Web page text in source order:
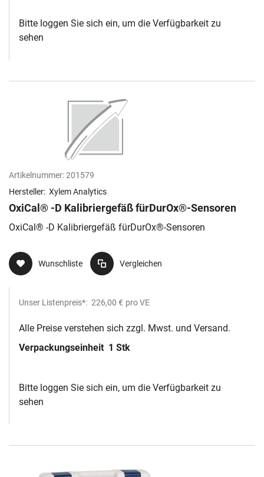
Bitte loggen Sie sich ein, um die Verfügbarkeit zu
sehen
Artikelnummer:201579
Hersteller: Xylem Analytics
OxiCal® -D Kalibriergefäß fürDurOx®-Sensoren
OxiCal® -D Kalibriergefäß fürDurOx®-Sensoren
Wunschliste Vergleichen
Unser Listenpreis*: 226,00 € pro VE
Alle Preise verstehen sich zzgl. Mwst. und Versand.
Verpackungseinheit 1 Stk
Bitte loggen Sie sich ein, um die Verfügbarkeit zu
sehen